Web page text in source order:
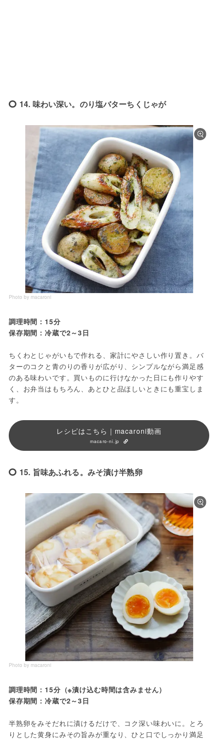
14. 味わい深い。のり塩バターちくじゃが
Photo by macaroni
調理時間：15分
保存期間：冷蔵で2～3日
ちくわとじゃがいもで作れる、家計にやさしい作り置き。バ
ターのコクと青のりの香りが広がり、シンプルながら満足感
のある味わいです。買いものに行けなかった日にも作りやす
く、お弁当はもちろん、あとひと品ほしいときにも重宝しま
す。
レシピはこちら｜macaroni動画
macaro-ni.jp
15. 旨味あふれる。みそ漬け半熟卵
Photo by macaroni
調理時間：15分（※漬け込む時間は含みません）
保存期間：冷蔵で2～3日
半熟卵をみそだれに漬けるだけで、コク深い味わいに。とろ
りとした黄身にみその旨みが重なり、ひと口でしっかり満足